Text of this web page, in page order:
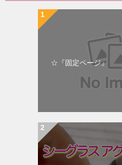
☆『固定ページ』